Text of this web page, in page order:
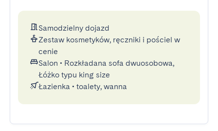
Samodzielny dojazd
Zestaw kosmetyków, ręczniki i pościel w
cenie
Salon • Rozkładana sofa dwuosobowa,
Łóżko typu king size
Łazienka • toalety, wanna